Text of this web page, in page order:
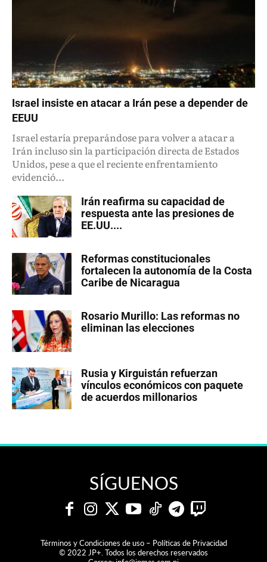
Israel insiste en atacar a Irán pese a depender de
EEUU
Israel estaría preparándose para volver a atacar a
Irán incluso sin la participación directa de Estados
Unidos, pese a que el reciente enfrentamiento
evidenció...
Irán reafirma su capacidad de
respuesta ante las presiones de
EE.UU....
Reformas constitucionales
fortalecen la autonomía de la Costa
Caribe de Nicaragua
Rosario Murillo: Las reformas no
eliminan las elecciones
Rusia y Kirguistán refuerzan
vínculos económicos con paquete
de acuerdos millonarios
SÍGUENOS
Términos y Condiciones de uso – Políticas de Privacidad
© 2022 JP+. Todos los derechos reservados